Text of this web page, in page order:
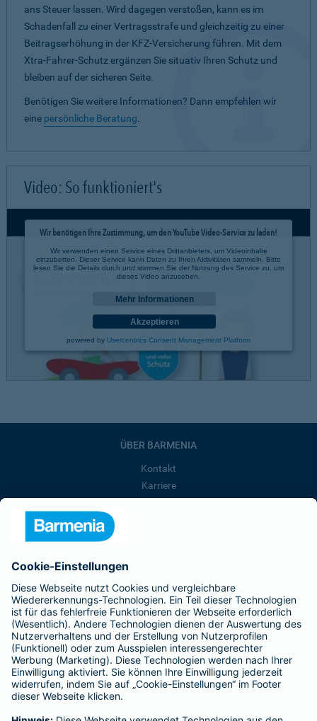
ans Steuer lassen. Wird dagegen verstoßen, kann es im
Schadenfall zu einer Vertragsstrafe und gleichzeitig zu einer
Beitragserhöhung in der KFZ-Versicherung führen. Mit dem
Xtra-Fahrer-Schutz ergänzen Sie situativ Ihren Schutz und
bleiben auf der sicheren Seite.
Benötigen Sie weitere Informationen? Dann empfehlen wir
eine persönliche Beratung.
Video: So funktioniert's
Wir benötigen Ihre Zustimmung, um den YouTube Video-Service zu laden!
Wir verwenden einen Service eines Drittanbieters, um Videoinhalte
einzubetten. Dieser Service kann Daten zu Ihren Aktivitäten sammeln. Bitte
lesen Sie die Details durch und stimmen Sie der Nutzung des Service zu, um
dieses Video anzusehen.
Mehr Informationen
Akzeptieren
powered by Usercentrics Consent Management Platform
ÜBER BARMENIA
Kontakt
Karriere
Barmenia ist Teil der BarmeniaGothaer
BELIEBTE SEITEN
Kranken-Zusatzversicherung
Tierversicherungen
Haftpflichtversicherung
Hausratversicherung